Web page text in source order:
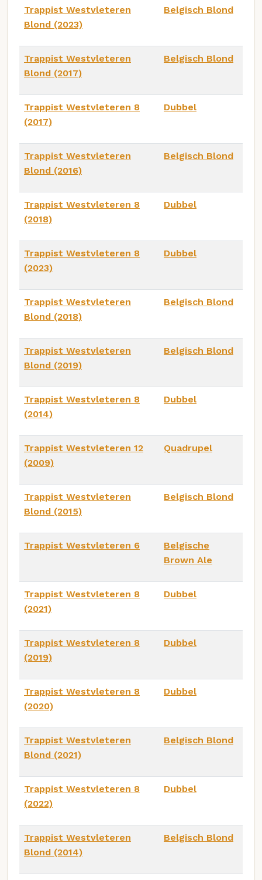
Trappist Westvleteren
Blond (2023)
Belgisch Blond
Trappist Westvleteren
Blond (2017)
Belgisch Blond
Trappist Westvleteren 8
(2017)
Dubbel
Trappist Westvleteren
Blond (2016)
Belgisch Blond
Trappist Westvleteren 8
(2018)
Dubbel
Trappist Westvleteren 8
(2023)
Dubbel
Trappist Westvleteren
Blond (2018)
Belgisch Blond
Trappist Westvleteren
Blond (2019)
Belgisch Blond
Trappist Westvleteren 8
(2014)
Dubbel
Trappist Westvleteren 12
(2009)
Quadrupel
Trappist Westvleteren
Blond (2015)
Belgisch Blond
Trappist Westvleteren 6
Belgische
Brown Ale
Trappist Westvleteren 8
(2021)
Dubbel
Trappist Westvleteren 8
(2019)
Dubbel
Trappist Westvleteren 8
(2020)
Dubbel
Trappist Westvleteren
Blond (2021)
Belgisch Blond
Trappist Westvleteren 8
(2022)
Dubbel
Trappist Westvleteren
Blond (2014)
Belgisch Blond